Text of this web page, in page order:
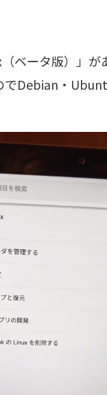
ベータ版）」
Debian・